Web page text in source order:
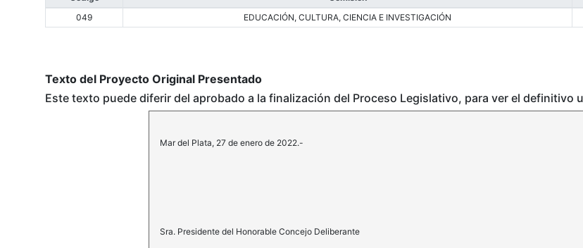
049
EDUCACIÓN, CULTURA, CIENCIA E INVESTIGACIÓN
Texto del Proyecto Original Presentado
Este texto puede diferir del aprobado a la finalización del Proceso Legislativo, para ver el definitivo
Mar del Plata, 27 de enero de 2022.-
Sra. Presidente del Honorable Concejo Deliberante